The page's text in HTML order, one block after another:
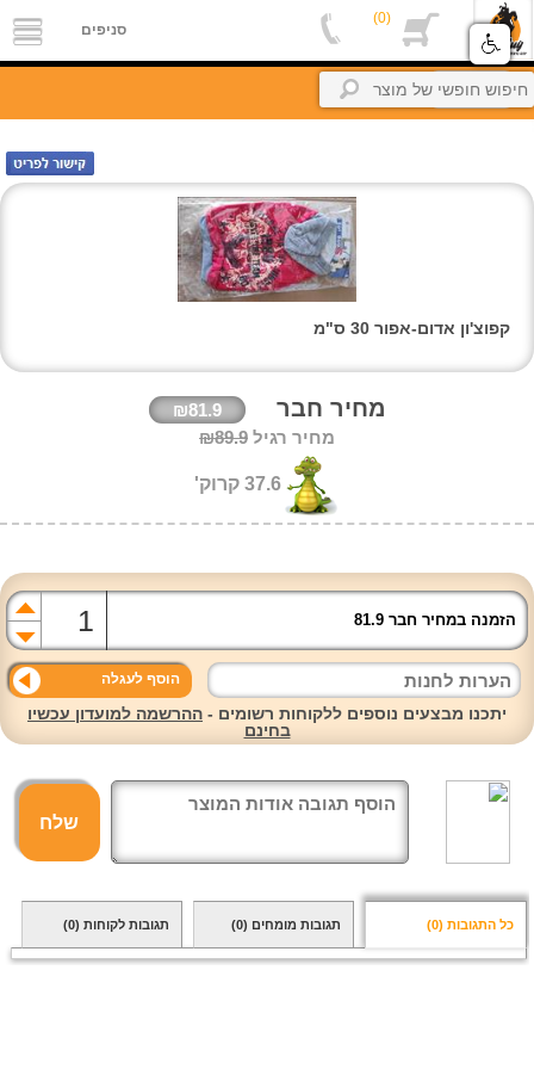
סניפים
אודות
אלפון
קשר
החשבון
(0)
סניפים
חזרה
קפוצ'ון אדום-אפור 30 ס"מ
מחיר חבר
₪81.9
מחיר רגיל ₪89.9
37.6 קרוק'
הזמנה במחיר חבר 81.9
הוסף לעגלה
יתכנו מבצעים נוספים ללקוחות רשומים - ההרשמה למועדון עכשיו
בחינם
שלח
כל התגובות (0) תגובות מומחים (0) תגובות לקוחות (0)